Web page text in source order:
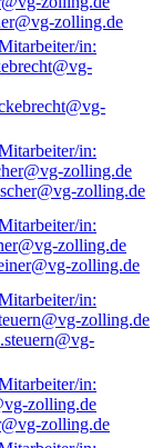
zolling.de
zolling.de
zolling.de
zolling.de